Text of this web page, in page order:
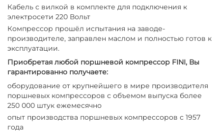
Кабель с вилкой в комплекте для подключения к
электросети 220 Вольт
Компрессор прошёл испытания на заводе-
производителе, заправлен маслом и полностью готов к
эксплуатации.
Приобретая любой поршневой компрессор FINI, Вы
гарантированно получаете:
оборудование от крупнейшего в мире производителя
поршневых компрессоров с объемом выпуска более
250 000 штук ежемесячно
опыт производства поршневых компрессоров с 1957
года